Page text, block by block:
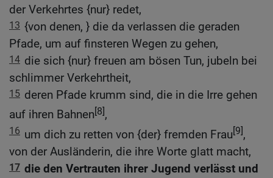
der Verkehrtes {nur} redet,
13 {von denen, } die da verlassen die geraden
Pfade, um auf finsteren Wegen zu gehen,
14 die sich {nur} freuen am bösen Tun, jubeln bei
schlimmer Verkehrtheit,
15 deren Pfade krumm sind, die in die Irre gehen
auf ihren Bahnen[8],
16 um dich zu retten von {der} fremden Frau[9],
von der Ausländerin, die ihre Worte glatt macht,
17 die den Vertrauten ihrer Jugend verlässt und